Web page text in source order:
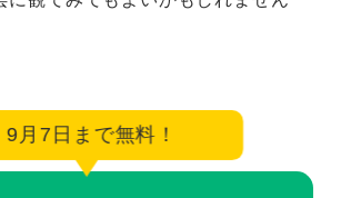
9月7日まで無料！